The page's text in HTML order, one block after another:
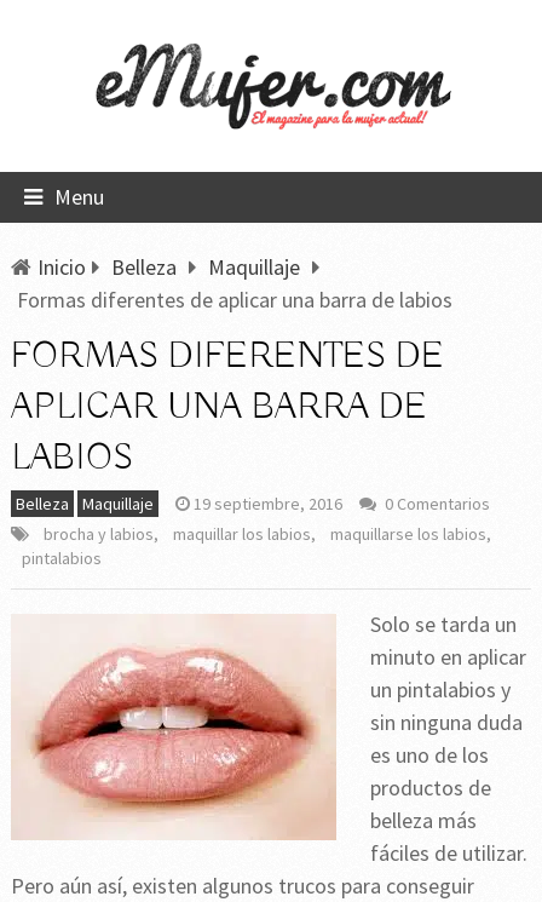
Menu
Inicio Belleza
Maquillaje
Formas diferentes de aplicar una barra de labios
FORMAS DIFERENTES DE
APLICAR UNA BARRA DE
LABIOS
Belleza Maquillaje 19 septiembre, 2016
0 Comentarios
brocha y labios, maquillar los labios, maquillarse los labios,
pintalabios
Solo se tarda un
minuto en aplicar
un pintalabios y
sin ninguna duda
es uno de los
productos de
belleza más
fáciles de utilizar.
Pero aún así, existen algunos trucos para conseguir